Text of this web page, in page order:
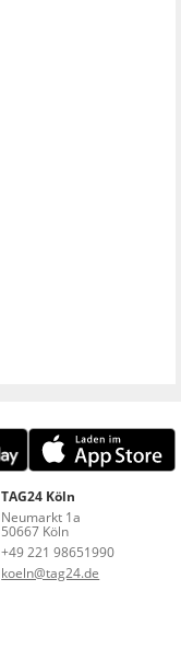
TAG24 Köln
Neumarkt 1a
50667 Köln
+49 221 98651990
koeln@tag24.de